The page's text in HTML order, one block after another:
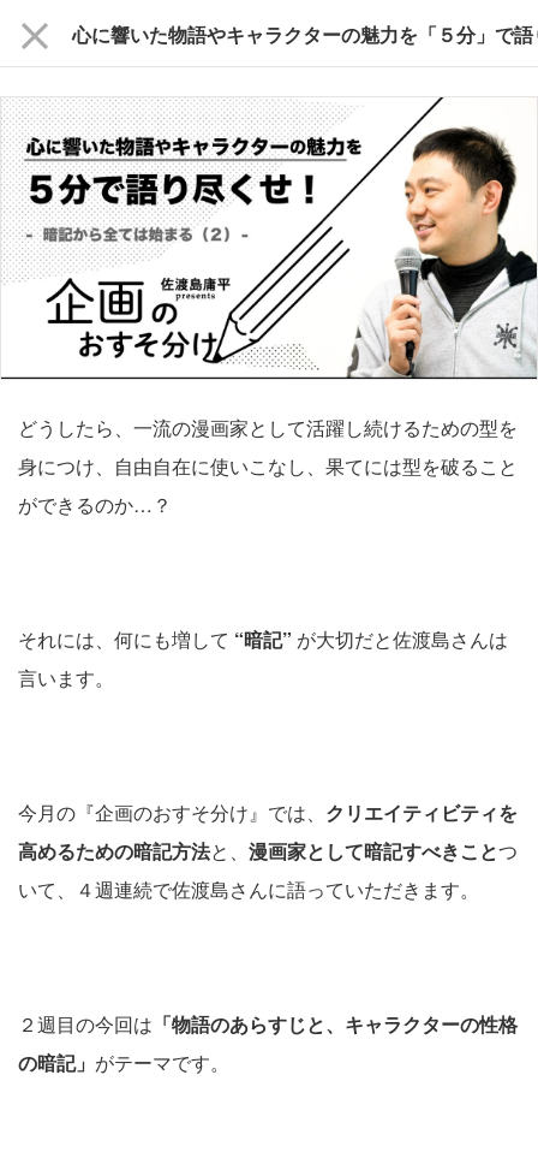
close
どうしたら、一流の漫画家として活躍し続けるための型を
身につけ、自由自在に使いこなし、果てには型を破ること
ができるのか…？
それには、何にも増して “暗記” が大切だと佐渡島さんは
言います。
今月の『企画のおすそ分け』では、 クリエイティビティを
高めるための暗記方法と、 漫画家として暗記すべきことつ
いて、４週連続で佐渡島さんに語っていただきます。
２週目の今回は 「物語のあらすじと、キャラクターの性格
の暗記」 がテーマです。